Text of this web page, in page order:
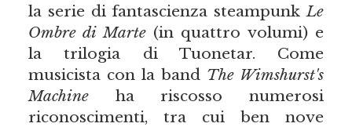
la serie di fantascienza steampunkLe
Ombre di Marte(in quattro volumi) e
la trilogia di Tuonetar. Come
musicista con la band The Wimshurst's
Machineha riscosso numerosi
riconoscimenti, tra cui ben nove